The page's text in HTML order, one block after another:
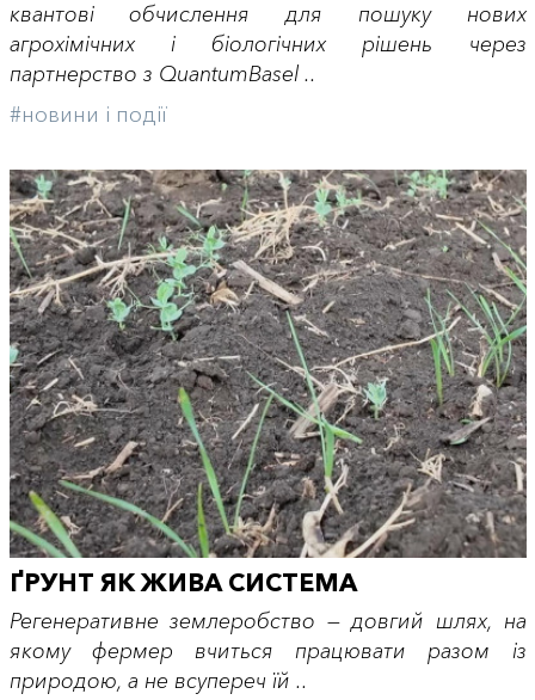
квантові обчислення для пошуку нових
агрохімічних і біологічних рішень через
партнерство з QuantumBasel ..
#новини і події
ҐРУНТ ЯК ЖИВА СИСТЕМА
Регенеративне землеробство — довгий шлях, на
якому фермер вчиться працювати разом із
природою, а не всупереч їй ..